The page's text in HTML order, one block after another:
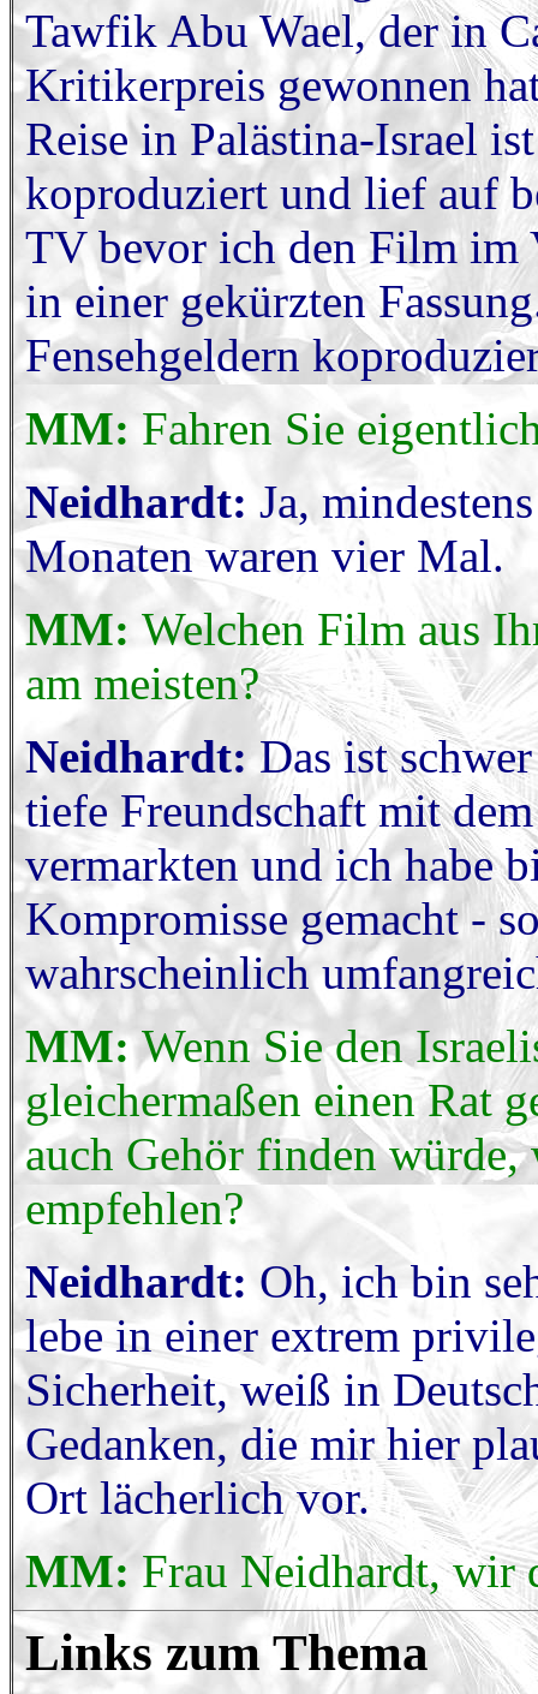
Tawfik Abu Wael, der in
Kritikerpreis gewonnen
Reise in Palästina-Israel
koproduziert und lief auf
TV bevor ich den Film im
in einer gekürzten
Fensehgeldern
MM: Fahren Sie
Neidhardt: Ja,
Monaten waren vier Mal.
MM: Welchen Film aus
am meisten?
Neidhardt:Das ist
tiefe Freundschaft mit
vermarkten und ich habe
Kompromisse gemacht -
wahrscheinlich
MM:Wenn Sie den
gleichermaßen einen Rat
auch Gehör finden würde,
empfehlen?
Neidhardt: Oh, ich bin
lebe in einer extrem
Sicherheit, weiß in
Gedanken, die mir hier
Ort lächerlich vor.
MM:Frau Neidhardt, wir
Links zum Thema